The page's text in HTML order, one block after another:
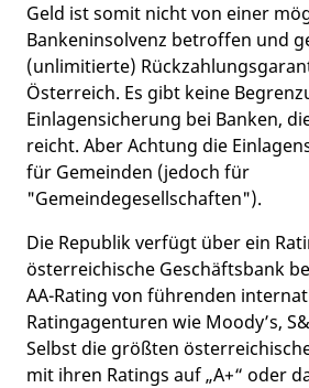
Geld ist somit nicht von einer
Bankeninsolvenz betroffen und
(unlimitierte)
Österreich. Es gibt keine
Einlagensicherung bei Banken,
reicht. Aber Achtung die
für Gemeinden (jedoch für
"Gemeindegesellschaften").
Die Republik verfügt über ein
österreichische Geschäftsbank
AA-Rating von führenden
Ratingagenturen wie Moody’s,
Selbst die größten
mit ihren Ratings auf „A+“ oder